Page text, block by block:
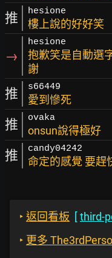
推 hesione
樓上說的好好笑
→
hesione
抱歉笑是自動選
謝
推 s66449
愛到慘死
推 ovaka
onsun說得極好
推 candy04242
命定的感覺 要趕
‣ 返回看板 [third-
‣ 更多